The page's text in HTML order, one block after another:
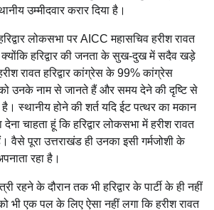
उम्मीदवार करार दिया है।
लोकसभा पर AICC महासचिव हरीश रावत
क्योंकि हरिद्वार की जनता के सुख-दुख में सदैव खड़े
रावत हरिद्वार कांग्रेस के 99% कांग्रेस
को उनके नाम से जानते हैं और समय देने की दृष्टि से
स्थानीय होने की शर्त यदि ईट पत्थर का मकान
चाहता हूं कि हरिद्वार लोकसभा में हरीश रावत
पूरा उत्तराखंड ही उनका इसी गर्मजोशी के
रहा है।
रहने के दौरान तक भी हरिद्वार के पार्टी के ही नहीं
भी एक पल के लिए ऐसा नहीं लगा कि हरीश रावत